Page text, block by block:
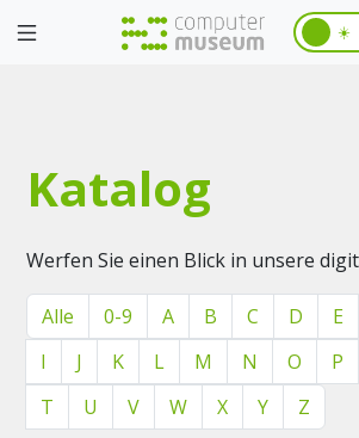
☀️
Katalog
Werfen Sie einen Blick in unsere
Alle 0-9 A B C D E
I
J K L M N O P
T
U V W X Y Z